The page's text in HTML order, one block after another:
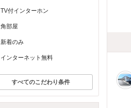
TV付インターホン
角部屋
新着のみ
インターネット無料
すべてのこだわり条件